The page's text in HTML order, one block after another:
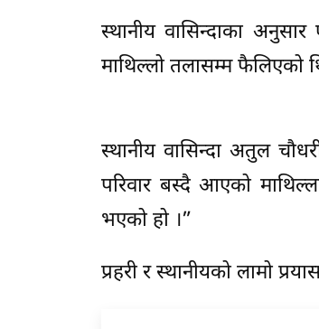
स्थानीय वासिन्दाका
माथिल्लो तलासम्म फैलिएको
स्थानीय वासिन्दा अतुल
परिवार बस्दै आएको
भएको हो ।”
प्रहरी र स्थानीयको लामो